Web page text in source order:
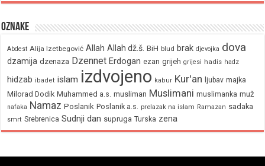
Oznake
Abdest Alija Izetbegović Allah Allah dž.š. BiH blud brak djevojka dova
dzamija dzenaza Dzennet Erdogan ezan grijeh grijesi hadis hadz
hidzab ibadet islam izdvojeno kabur Kur'an ljubav majka
Milorad Dodik Muhammed a.s. musliman Muslimani muslimanka muž
nafaka Namaz Poslanik Poslanik a.s. prelazak na islam Ramazan sadaka
smrt Srebrenica Sudnji dan supruga Turska zena